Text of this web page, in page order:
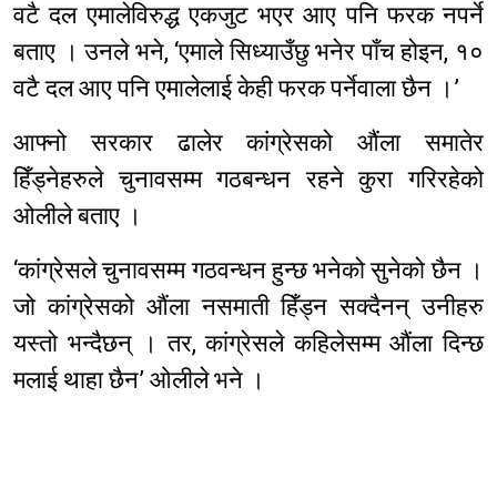
वटै दल एमालेविरुद्ध एकजुट भएर आए पनि फरक नपर्ने
बताए । उनले भने, ‘एमाले सिध्याउँछु भनेर पाँच होइन, १०
वटै दल आए पनि एमालेलाई केही फरक पर्नेवाला छैन ।’
आफ्नो सरकार ढालेर कांग्रेसको औंला समातेर
हिँड्नेहरुले चुनावसम्म गठबन्धन रहने कुरा गरिरहेको
ओलीले बताए ।
‘कांग्रेसले चुनावसम्म गठवन्धन हुन्छ भनेको सुनेको छैन ।
जो कांग्रेसको औंला नसमाती हिँड्न सक्दैनन् उनीहरु
यस्तो भन्दैछन् । तर, कांग्रेसले कहिलेसम्म औंला दिन्छ
मलाई थाहा छैन’ ओलीले भने ।